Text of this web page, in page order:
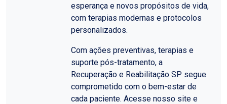
esperança e novos propósitos de vida,
com terapias modernas e protocolos
personalizados.
Com ações preventivas, terapias e
suporte pós-tratamento, a
Recuperação e Reabilitação SP segue
comprometido com o bem-estar de
cada paciente. Acesse nosso site e